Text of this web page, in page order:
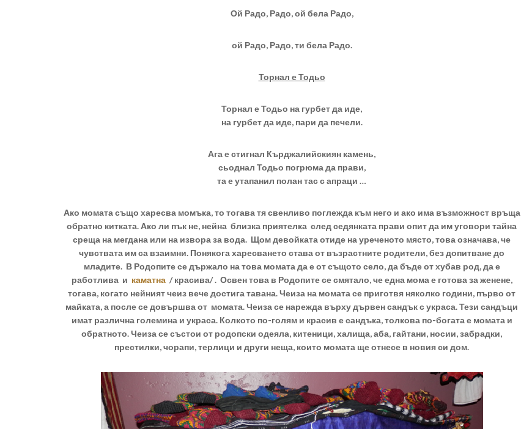
Ой Радо, Радо, ой бела Радо,
ой Радо, Радо, ти бела Радо.
Торнал е Тодьо
Торнал е Тодьо на гурбет да иде,
на гурбет да иде, пари да печели.
Ага е стигнал Кърджалийскиян камень,
сьоднал Тодьо погрюма да прави,
та е утапанил полан тас с апраци …
Ако момата също харесва момъка, то тогава тя свенливо поглежда към него и ако има възможност връща
обратно китката. Ако ли пък не, нейна близка приятелка след седянката прави опит да им уговори тайна
среща на мегдана или на извора за вода. Щом девойката отиде на уреченото място, това означава, че
чувствата им са взаимни. Понякога харесването става от възрастните родители, без допитване до
младите. В Родопите се държало на това момата да е от същото село, да бъде от хубав род, да е
работлива и каматна/ красива/ . Освен това в Родопите се смятало, че една мома е готова за женене,
тогава, когато нейният чеиз вече достига тавана. Чеиза на момата се приготвя няколко години, първо от
майката, а после се довършва от момата. Чеиза се нарежда върху дървен сандък с украса. Тези сандъци
имат различна големина и украса. Колкото по-голям и красив е сандъка, толкова по-богата е момата и
обратното. Чеиза се състои от родопски одеяла, китеници, халища, аба, гайтани, носии, забрадки,
престилки, чорапи, терлици и други неща, които момата ще отнесе в новия си дом.